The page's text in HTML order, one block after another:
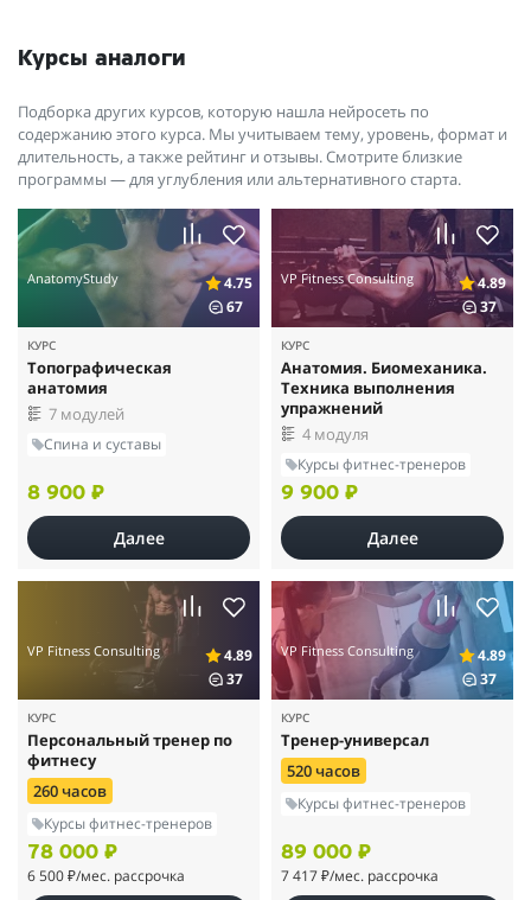
Курсы аналоги
Подборка других курсов, которую нашла нейросеть по
содержанию этого курса. Мы учитываем тему, уровень, формат и
длительность, а также рейтинг и отзывы. Смотрите близкие
программы — для углубления или альтернативного старта.
AnatomyStudy
4.75
67
КУРС
Топографическая
анатомия
7 модулей
Спина и суставы
8 900 ₽
Далее
VP Fitness Consulting
4.89
37
КУРС
Анатомия. Биомеханика.
Техника выполнения
упражнений
4 модуля
Курсы фитнес-тренеров
9 900 ₽
Далее
VP Fitness Consulting
4.89
37
КУРС
Персональный тренер по
фитнесу
260 часов
Курсы фитнес-тренеров
78 000 ₽
6 500 ₽/мес. рассрочка
VP Fitness Consulting
4.89
37
КУРС
Тренер-универсал
520 часов
Курсы фитнес-тренеров
89 000 ₽
7 417 ₽/мес. рассрочка